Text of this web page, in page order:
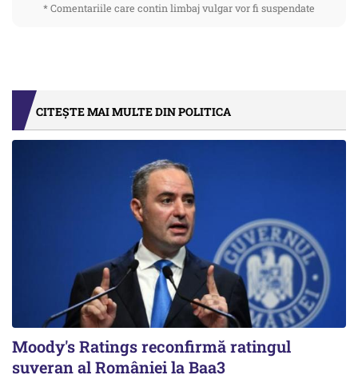
* Comentariile care contin limbaj vulgar vor fi suspendate
CITEȘTE MAI MULTE DIN POLITICA
Moody's Ratings reconfirmă ratingul
suveran al României la Baa3